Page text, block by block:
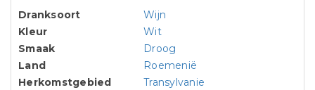
Dranksoort
Wijn
Kleur
Wit
Smaak
Droog
Land
Roemenië
Herkomstgebied
Transylvanie